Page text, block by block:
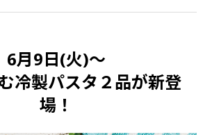
6月9日(火)〜
冷製パスタ２品が新登
場！